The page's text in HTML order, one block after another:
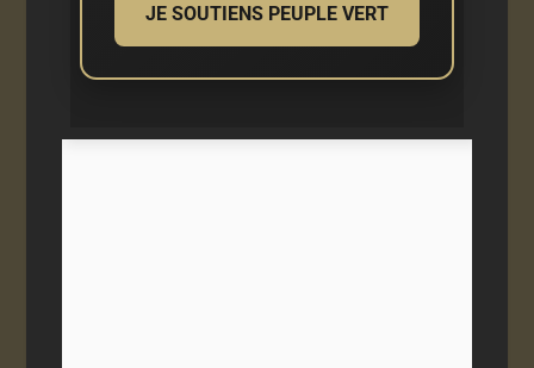
JE SOUTIENS PEUPLE VERT